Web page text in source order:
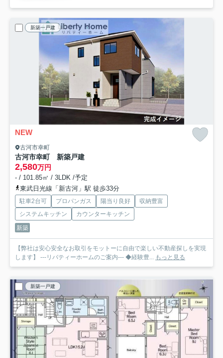
新築一戸建
NEW
古河市幸町
古河市幸町 新築戸建
2,580万円
- / 101.85㎡ / 3LDK /予定
東武日光線「新古河」駅 徒歩33分
駐車2台可 プロパンガス 陽当り良好
収納豊富
システムキッチン
カウンターキッチン
新築
【弊社は安心安全なお取引をモットーに自由で楽しい不動産探しを実現
します】 ---リバティーホームのご案内--- ◆経験豊... もっと見る
新築一戸建